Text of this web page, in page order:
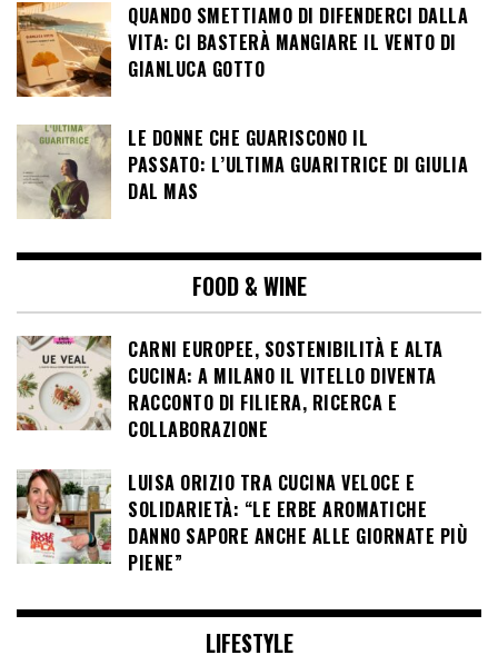
QUANDO SMETTIAMO DI DIFENDERCI DALLA
VITA: CI BASTERÀ MANGIARE IL VENTO DI
GIANLUCA GOTTO
LE DONNE CHE GUARISCONO IL
PASSATO: L’ULTIMA GUARITRICE DI GIULIA
DAL MAS
FOOD & WINE
CARNI EUROPEE, SOSTENIBILITÀ E ALTA
CUCINA: A MILANO IL VITELLO DIVENTA
RACCONTO DI FILIERA, RICERCA E
COLLABORAZIONE
LUISA ORIZIO TRA CUCINA VELOCE E
SOLIDARIETÀ: “LE ERBE AROMATICHE
DANNO SAPORE ANCHE ALLE GIORNATE PIÙ
PIENE”
LIFESTYLE